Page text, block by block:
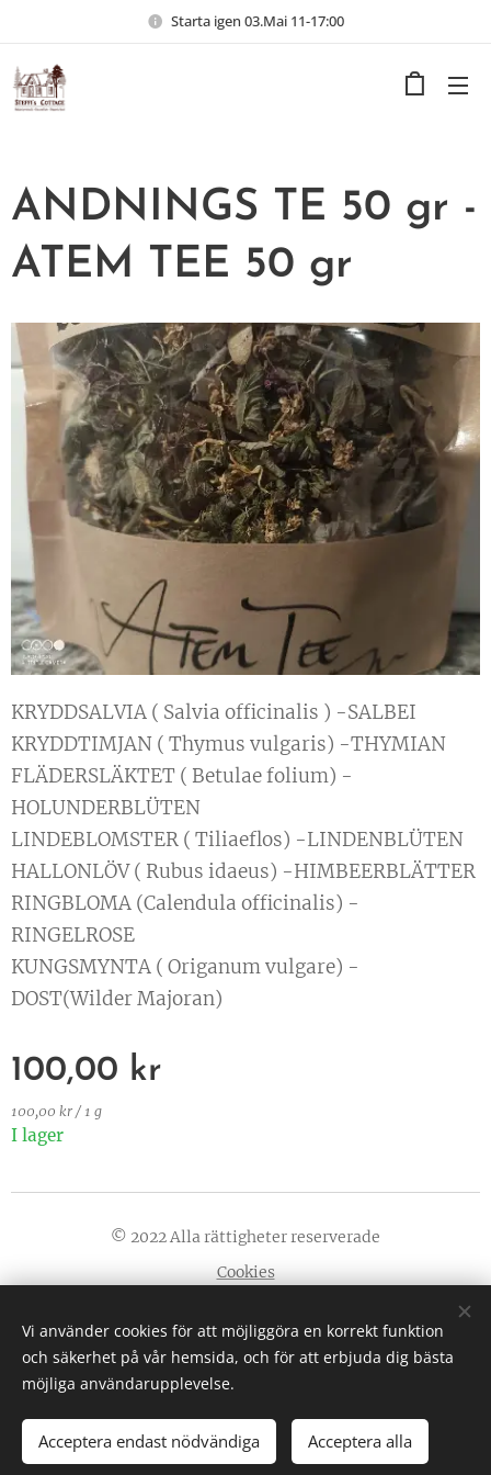
Starta igen 03.Mai 11-17:00
ANDNINGS TE 50 gr -
ATEM TEE 50 gr
KRYDDSALVIA ( Salvia officinalis ) -SALBEI
KRYDDTIMJAN ( Thymus vulgaris) -THYMIAN
FLÄDERSLÄKTET ( Betulae folium) -
HOLUNDERBLÜTEN
LINDEBLOMSTER ( Tiliaeflos) -LINDENBLÜTEN
HALLONLÖV ( Rubus idaeus) -HIMBEERBLÄTTER
RINGBLOMA (Calendula officinalis) -
RINGELROSE
KUNGSMYNTA ( Origanum vulgare) -
DOST(Wilder Majoran)
100,00 kr
100,00 kr / 1 g
I lager
LÄGG I KUNDVAGNEN
© 2022 Alla rättigheter reserverade
Cookies
Svenska
English
Vi använder cookies för att möjliggöra en korrekt funktion
och säkerhet på vår hemsida, och för att erbjuda dig bästa
möjliga användarupplevelse.
Acceptera endast nödvändiga Acceptera alla